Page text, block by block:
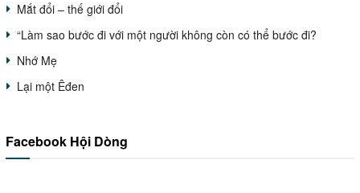
Mắt đổi – thế giới đổi
“Làm sao bước đi với một người không còn có thể bước đi?
Nhớ Mẹ
Lại một Êđen
Facebook Hội Dòng